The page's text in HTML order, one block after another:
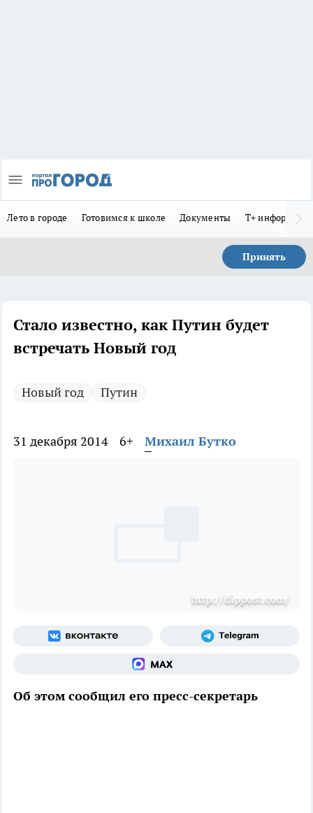
Лето в городе Готовимся к школе Документы Т+
Принять
Стало известно, как Путин будет
встречать Новый год
Новый год Путин
31 декабря 2014 6+ Михаил Бутко
http://dippost.com/
Об этом сообщил его пресс-секретарь